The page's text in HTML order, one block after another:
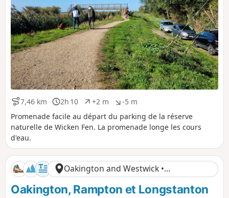
7,46 km
D
i
s
t
a
n
c
e
2h 10
D
u
r
é
+2 m
D
é
n
i
e
l
é
p
o
-5 m
D
é
n
i
e
l
é
n
é
Promenade facile au départ du parking de la réserve
naturelle de Wicken Fen. La promenade longe les cours
d'eau.
Oakington and Westwick •
Cambridgeshire
Oakington, Rampton et Longstanton